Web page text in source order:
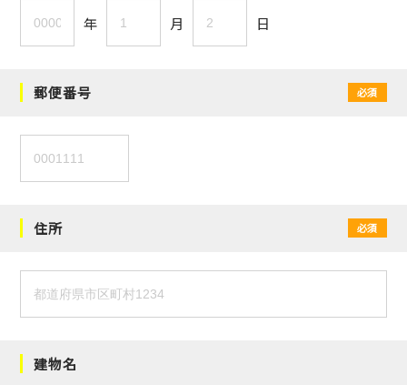
年 月 日
郵便番号 必須
住所 必須
建物名